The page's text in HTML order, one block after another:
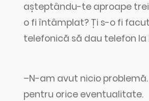
așteptându-te aproape
o fi întâmplat? Ți s-o fi
telefonică să dau telefon la
–N-am avut nicio
pentru orice eventualitate.